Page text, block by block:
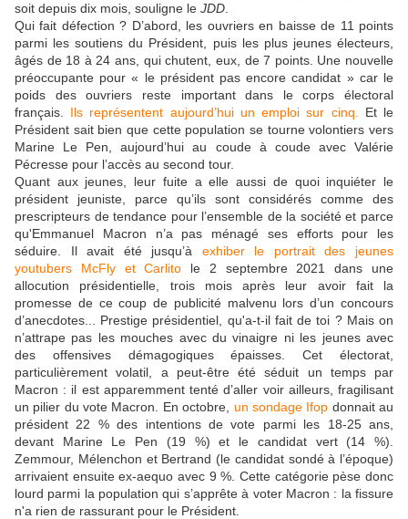
soit depuis dix mois, souligne le JDD
Qui fait défection ? D’abord, les ouvriers en baisse de 11 points
parmi les soutiens du Président, puis les plus jeunes électeurs,
âgés de 18 à 24 ans, qui chutent, eux, de 7 points. Une nouvelle
préoccupante pour « le président pas encore candidat » car le
poids des ouvriers reste important dans le corps électoral
français. Ils représentent aujourd’hui un emploi sur cinq.
Et le
Président sait bien que cette population se tourne volontiers vers
Marine Le Pen, aujourd’hui au coude à coude avec Valérie
Pécresse pour l’accès au second tour.
Quant aux jeunes, leur fuite a elle aussi de quoi inquiéter le
président jeuniste, parce qu’ils sont considérés comme des
prescripteurs de tendance pour l’ensemble de la société et parce
qu'Emmanuel Macron n’a pas ménagé ses efforts pour les
séduire. Il avait été jusqu’à exhiber le portrait des jeunes
youtubers McFly et Carlito le 2 septembre 2021 dans une
allocution présidentielle, trois mois après leur avoir fait la
promesse de ce coup de publicité malvenu lors d’un concours
d’anecdotes... Prestige présidentiel, qu'a-t-il fait de toi ? Mais on
n’attrape pas les mouches avec du vinaigre ni les jeunes avec
des offensives démagogiques épaisses. Cet électorat,
particulièrement volatil, a peut-être été séduit un temps par
Macron : il est apparemment tenté d’aller voir ailleurs, fragilisant
un pilier du vote Macron. En octobre, un sondage Ifop donnait au
président 22 % des intentions de vote parmi les 18-25 ans,
devant Marine Le Pen (19 %) et le candidat vert (14 %).
Zemmour, Mélenchon et Bertrand (le candidat sondé à l’époque)
arrivaient ensuite ex-aequo avec 9 %. Cette catégorie pèse donc
lourd parmi la population qui s’apprête à voter Macron : la fissure
n'a rien de rassurant pour le Président.